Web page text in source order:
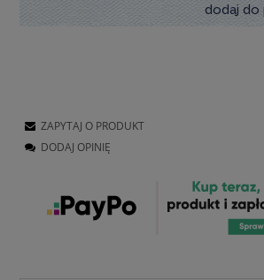
dodaj do
ZAPYTAJ O PRODUKT
DODAJ OPINIĘ